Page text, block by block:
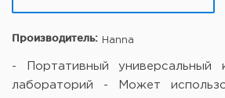
Производитель: Hanna
- Портативный универсальный
лабораторий - Может